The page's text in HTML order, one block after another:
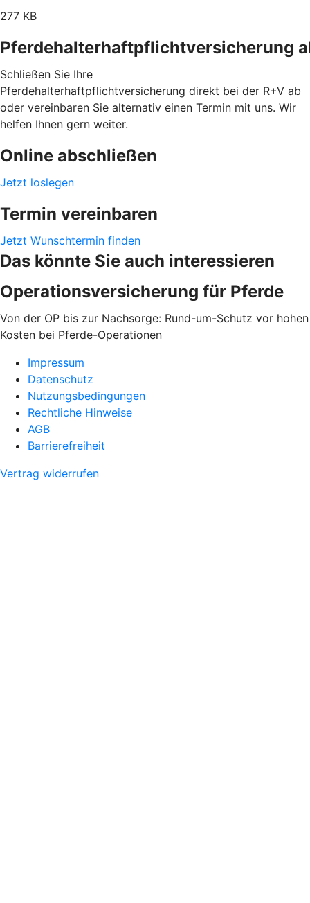
277 KB
Pferdehalterhaftpflichtversicherung
Schließen Sie Ihre
Pferdehalterhaftpflichtversicherung direkt bei der R+V ab
oder vereinbaren Sie alternativ einen Termin mit uns. Wir
helfen Ihnen gern weiter.
Online abschließen
Jetzt loslegen
Termin vereinbaren
Jetzt Wunschtermin finden
Das könnte Sie auch interessieren
Operationsversicherung für Pferde
Von der OP bis zur Nachsorge: Rund-um-Schutz vor hohen
Kosten bei Pferde-Operationen
Impressum
Datenschutz
Nutzungsbedingungen
Rechtliche Hinweise
AGB
Barrierefreiheit
Vertrag widerrufen